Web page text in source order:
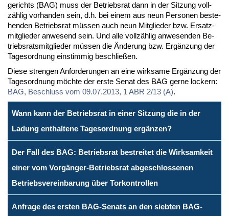
ge­richts (BAG) muss der Be­triebs­rat dann in der Sit­zung voll­
zäh­lig vor­han­den sein, d.h. bei ei­nem aus neun Per­so­nen be­ste­
hen­den Be­triebs­rat müs­sen auch neun Mit­glie­der bzw. Er­satz­
mit­glie­der an­we­send sein. Und al­le voll­zäh­lig an­we­sen­den Be­
triebs­rats­mit­glie­der müs­sen die Än­de­rung bzw. Er­gän­zung der
Ta­ges­ord­nung ein­stim­mig be­schlie­ßen.
Die­se stren­gen An­for­de­run­gen an ei­ne wirk­sa­me Er­gän­zung der
Ta­ges­ord­nung möch­te der ers­te Se­nat des BAG ger­ne lo­ckern:
BAG, Be­schluss vom 09.07.2013, 1 ABR 2/13 (A).
Wann kann der Betriebsrat in einer Sitzung die in der
Ladung enthaltene Tagesordnung ergänzen?
Der Fall des BAG: Betriebsrat bestreitet die Wirksamkeit
einer vom Vorgänger-Betriebsrat abgeschlossenen
Betriebsvereinbarung über Torkontrollen
Anfrage des ersten BAG-Senats an den siebten BAG-